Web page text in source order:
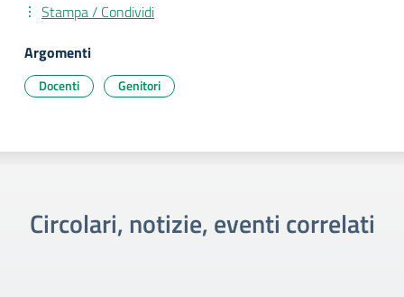
Stampa / Condividi
Argomenti
Docenti Genitori
Circolari, notizie, eventi correlati